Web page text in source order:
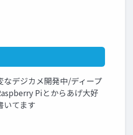
なデジカメ開発中/ディープ
Piとからあげ大好
いてます